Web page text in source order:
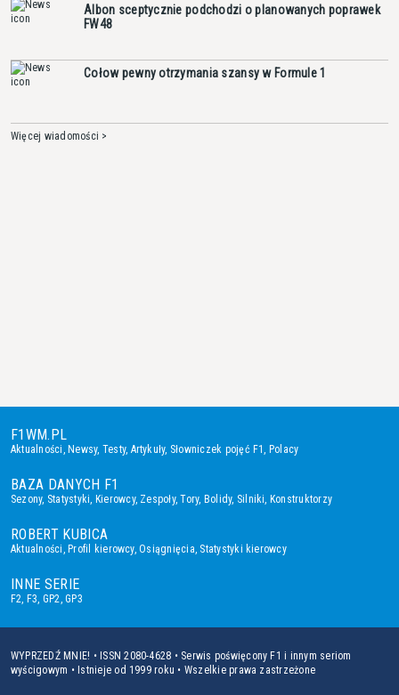
Albon sceptycznie podchodzi o planowanych poprawek
FW48
Cołow pewny otrzymania szansy w Formule 1
Więcej wiadomości >
F1WM.PL
Aktualności, Newsy, Testy, Artykuły, Słowniczek pojęć F1, Polacy
BAZA DANYCH F1
Sezony, Statystyki, Kierowcy, Zespoły,Tory, Bolidy, Silniki, Konstruktorzy
ROBERT KUBICA
Aktualności, Profil kierowcy,Osiągnięcia, Statystyki kierowcy
INNE SERIE
F2, F3, GP2,GP3
WYPRZEDŹ MNIE! • ISSN 2080-4628 • Serwis poświęcony F1 i innym seriom
wyścigowym • Istnieje od 1999 roku • Wszelkie prawa zastrzeżone